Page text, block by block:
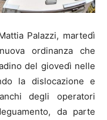
Palazzi, martedì
ordinanza che
del giovedì nelle
la dislocazione e
degli operatori
da parte